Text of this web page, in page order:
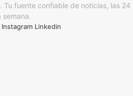
Tu fuente confiable de noticias, las 24
semana.
Instagram Linkedin